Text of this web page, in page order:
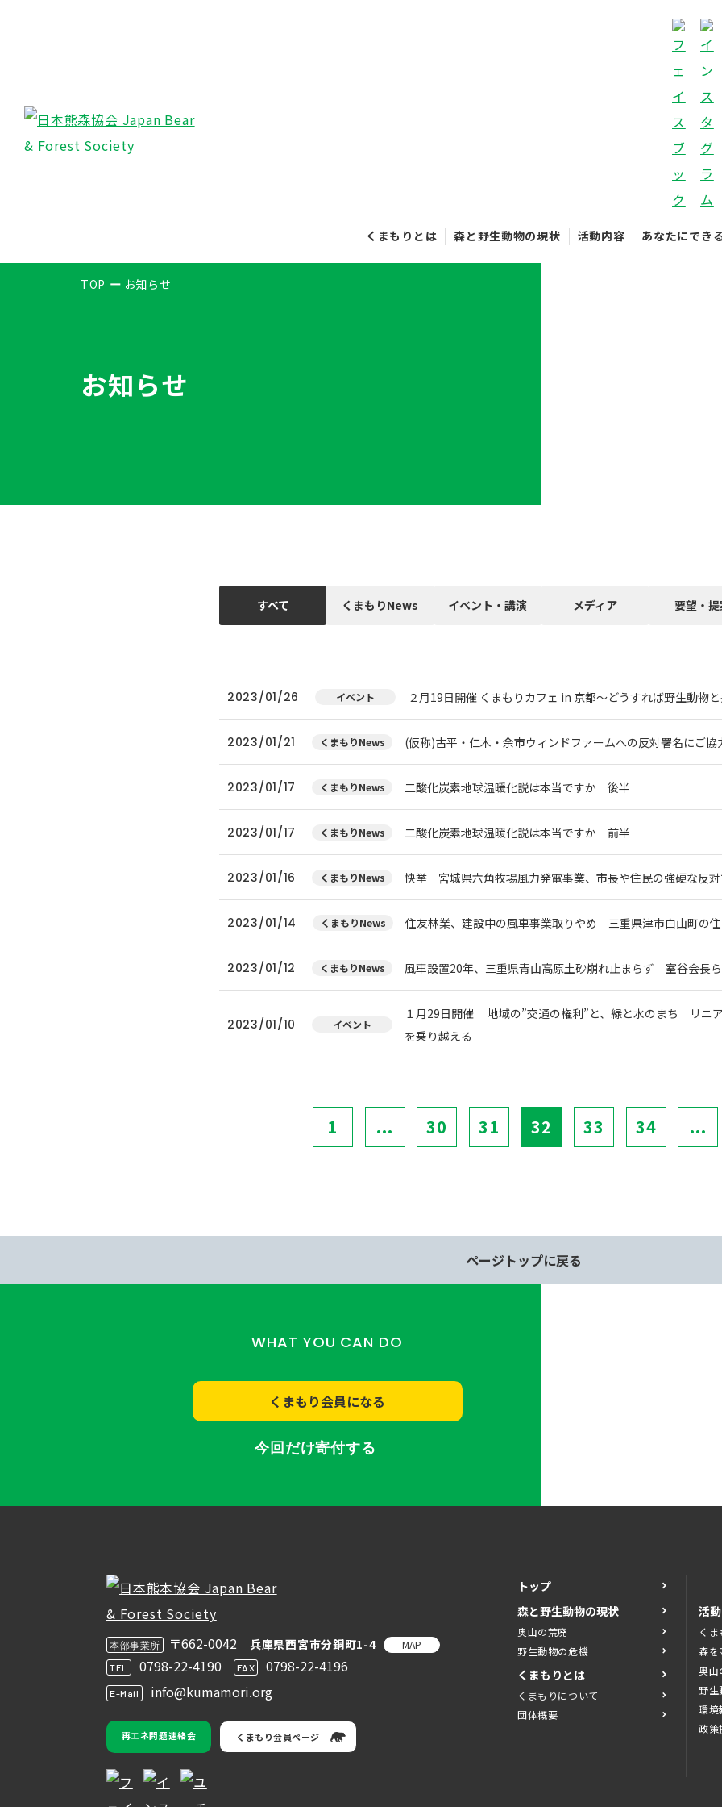
くまもりとは 森と野生動物の現状 活動内容 あなたにでき
TOP お知らせ
お知らせ
すべて くまもりNews イベント・講演 メディア 要望・
2023/01/26 イベント ２月19日開催 くまもりカフェ in 京都～どうすれば野生動物
2023/01/21 くまもりNews (仮称)古平・仁木・余市ウィンドファームへの反対署名にご協
2023/01/17 くまもりNews 二酸化炭素地球温暖化説は本当ですか 後半
2023/01/17 くまもりNews 二酸化炭素地球温暖化説は本当ですか 前半
2023/01/16 くまもりNews 快挙 宮城県六角牧場風力発電事業、市長や住民の強硬な反
2023/01/14 くまもりNews 住友林業、建設中の風車事業取りやめ 三重県津市白山町の
2023/01/12 くまもりNews 風車設置20年、三重県青山高原土砂崩れ止まらず 室谷会長
2023/01/10 イベント
１月29日開催 地域の”交通の権利”と、緑と水のまち リニ
を乗り越える
1 ... 30 31 32 33 34 ...
ページトップに戻る
WHAT YOU CAN DO
くまもり会員になる
今回だけ寄付する
本部事業所 〒662-0042 兵庫県西宮市分銅町1-4 MAP
TEL 0798-22-4190 FAX 0798-22-4196
E-Mail info@kumamori.org
再エネ問題連絡会 くまもり会員ページ
トップ
森と野生動物の現状
奥山の荒廃
野生動物の危機
くまもりとは
くまもりについて
団体概要
活
く
森を
奥山
野生
環境
政策